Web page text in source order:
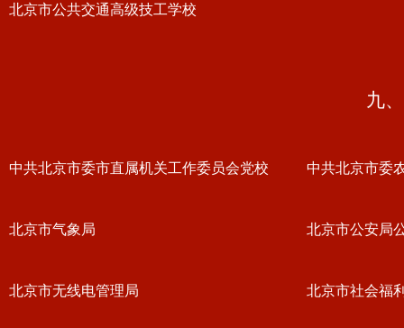
北京市公共交通高级技工学校
九
中共北京市委市直属机关工作委员会党校 中共北京市委
北京市气象局 北京市公安局
北京市无线电管理局 北京市社会福